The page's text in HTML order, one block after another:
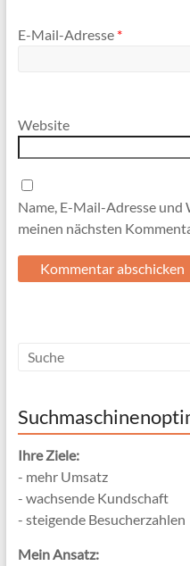
E-Mail-Adresse *
Website
Name, E-Mail-Adresse und
meinen nächsten
Ihre Ziele:
- mehr Umsatz
- wachsende Kundschaft
- steigende Besucherzahlen
Mein Ansatz: